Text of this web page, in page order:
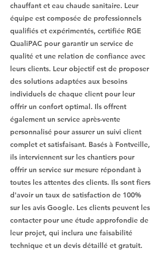
chauffant et eau chaude sanitaire. Leur
équipe est composée de professionnels
qualifiés et expérimentés, certifiée RGE
QualiPAC pour garantir un service de
qualité et une relation de confiance avec
leurs clients. Leur objectif est de proposer
des solutions adaptées aux besoins
individuels de chaque client pour leur
offrir un confort optimal. Ils offrent
également un service après-vente
personnalisé pour assurer un suivi client
complet et satisfaisant. Basés à Fontveille,
ils interviennent sur les chantiers pour
offrir un service sur mesure répondant à
toutes les attentes des clients. Ils sont fiers
d'avoir un taux de satisfaction de 100%
sur les avis Google. Les clients peuvent les
contacter pour une étude approfondie de
leur projet, qui inclura une faisabilité
technique et un devis détaillé et gratuit.